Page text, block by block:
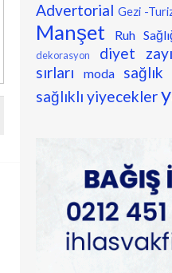
Advertorial Gezi -
Manşet Ruh
dekorasyon diyet
sırları
moda sağlık
sağlıklı yiyecekler